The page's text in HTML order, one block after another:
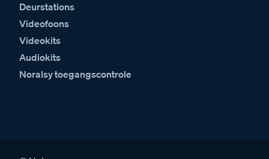
Deurstations
Videofoons
Videokits
Audiokits
Noralsy toegangscontrole